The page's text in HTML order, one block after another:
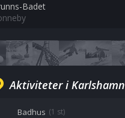
Badet
Aktiviteter i Karlshamn
Badhus (1 st)